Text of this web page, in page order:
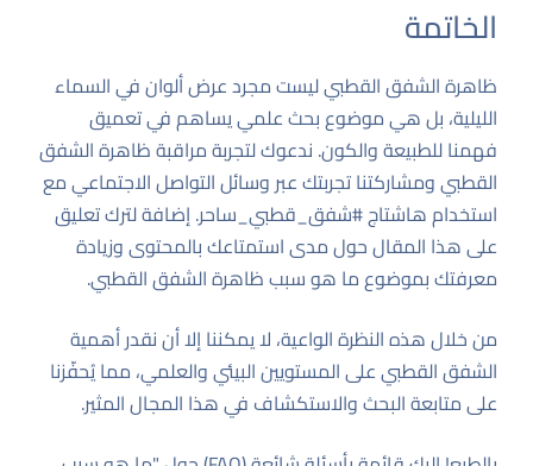
الخاتمة
ظاهرة الشفق القطبي ليست مجرد عرض ألوان في السماء
الليلية، بل هي موضوع بحث علمي يساهم في تعميق
فهمنا للطبيعة والكون. ندعوك لتجربة مراقبة ظاهرة الشفق
القطبي ومشاركتنا تجربتك عبر وسائل التواصل الاجتماعي مع
استخدام هاشتاج #شفق_قطبي_ساحر. إضافة لترك تعليق
على هذا المقال حول مدى استمتاعك بالمحتوى وزيادة
معرفتك بموضوع ما هو سبب ظاهرة الشفق القطبي.
من خلال هذه النظرة الواعية، لا يمكننا إلا أن نقدر أهمية
الشفق القطبي على المستويين البيئي والعلمي، مما يُحفّزنا
على متابعة البحث والاستكشاف في هذا المجال المثير.